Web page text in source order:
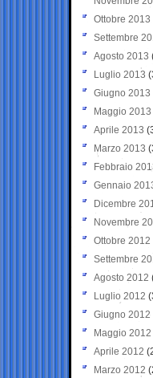
Ottobre 2013
Settembre
Agosto 2013
Luglio 2013
Giugno 2013
Maggio 2013
Aprile 2013
Marzo 2013
Febbraio
Gennaio
Dicembre
Novembre
Ottobre 2012
Settembre
Agosto 2012
Luglio 2012
Giugno 2012
Maggio 2012
Aprile 2012
Marzo 2012